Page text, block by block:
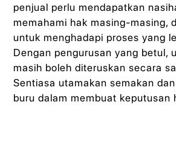
penjual perlu mendapatkan
memahami hak masing-masing,
untuk menghadapi proses yang
Dengan pengurusan yang betul,
masih boleh diteruskan secara
Sentiasa utamakan semakan
buru dalam membuat keputusan